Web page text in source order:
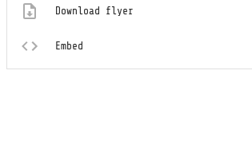
Download flyer
Embed